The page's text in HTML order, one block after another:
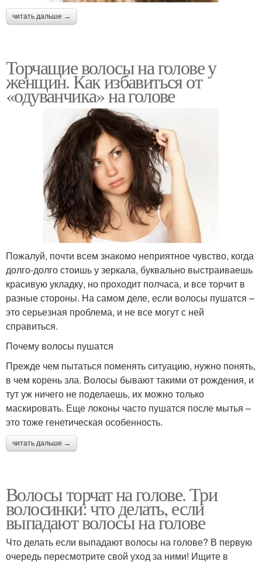
читать дальше →
Торчащие волосы на голове у
женщин. Как избавиться от
«одуванчика» на голове
Пожалуй, почти всем знакомо неприятное чувство, когда
долго-долго стоишь у зеркала, буквально выстраиваешь
красивую укладку, но проходит полчаса, и все торчит в
разные стороны. На самом деле, если волосы пушатся –
это серьезная проблема, и не все могут с ней
справиться.
Почему волосы пушатся
Прежде чем пытаться поменять ситуацию, нужно понять,
в чем корень зла. Волосы бывают такими от рождения, и
тут уж ничего не поделаешь, их можно только
маскировать. Еще локоны часто пушатся после мытья –
это тоже генетическая особенность.
читать дальше →
Волосы торчат на голове. Три
волосинки: что делать, если
выпадают волосы на голове
Что делать если выпадают волосы на голове? В первую
очередь пересмотрите свой уход за ними! Ищите в